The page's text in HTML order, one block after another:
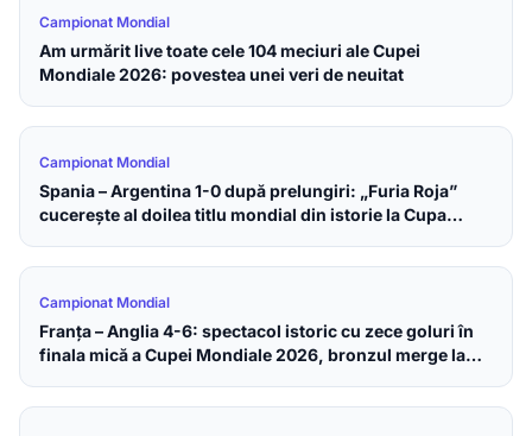
Campionat Mondial
Am urmărit live toate cele 104 meciuri ale Cupei
Mondiale 2026: povestea unei veri de neuitat
Campionat Mondial
Spania – Argentina 1-0 după prelungiri: „Furia Roja”
cucerește al doilea titlu mondial din istorie la Cupa
Campionat Mondial
Franța – Anglia 4-6: spectacol istoric cu zece goluri în
finala mică a Cupei Mondiale 2026, bronzul merge la